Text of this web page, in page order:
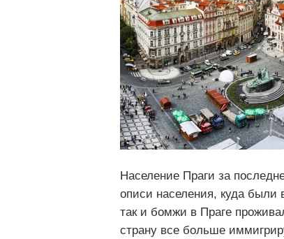
Население Праги за
описи населения, куда были
так и бомжи в Праге
страну все больше